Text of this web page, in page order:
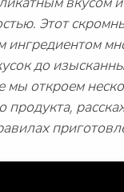
Этот
ингредиентом
до
мы откроем
продукта,